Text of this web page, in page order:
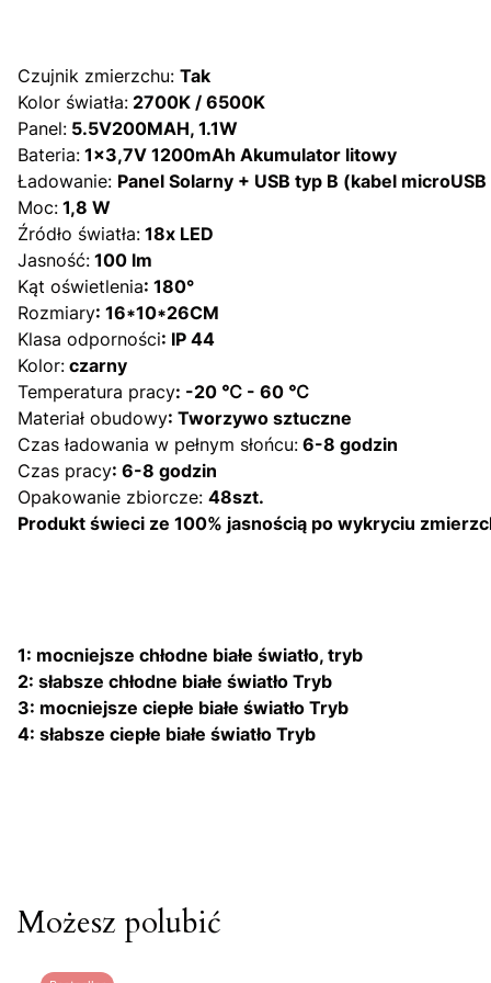
Czujnik zmierzchu: Tak
Kolor światła: 2700K / 6500K
Panel: 5.5V200MAH, 1.1W
Bateria: 1x3,7V 1200mAh Akumulator litowy
Ładowanie: Panel Solarny + USB typ B (kabel
Moc: 1,8 W
Źródło światła: 18x LED
Jasność: 100 lm
Kąt oświetlenia: 180°
Rozmiary: 16*10*26CM
Klasa odporności: IP 44
Kolor: czarny
Temperatura pracy: -20 ℃ - 60 ℃
Materiał obudowy: Tworzywo sztuczne
Czas ładowania w pełnym słońcu: 6-8 godzin
Czas pracy: 6-8 godzin
Opakowanie zbiorcze: 48szt.
Produkt świeci ze 100% jasnością po wykryciu
1: mocniejsze chłodne białe światło, tryb
2: słabsze chłodne białe światło Tryb
3: mocniejsze ciepłe białe światło Tryb
4: słabsze ciepłe białe światło Tryb
Możesz polubić